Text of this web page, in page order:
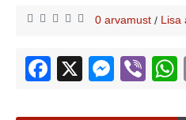
0 arvamust / Lisa